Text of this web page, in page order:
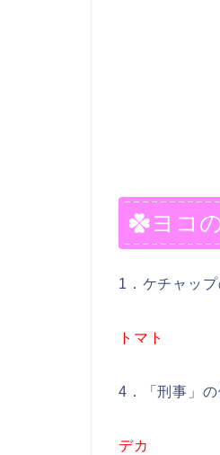
ヨコ
1．ケチャッ
トマト
4．「刑事」の
デカ